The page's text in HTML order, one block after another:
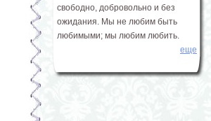
свободно, добровольно и без
ожидания. Мы не любим быть
любимыми; мы любим любить.
еще